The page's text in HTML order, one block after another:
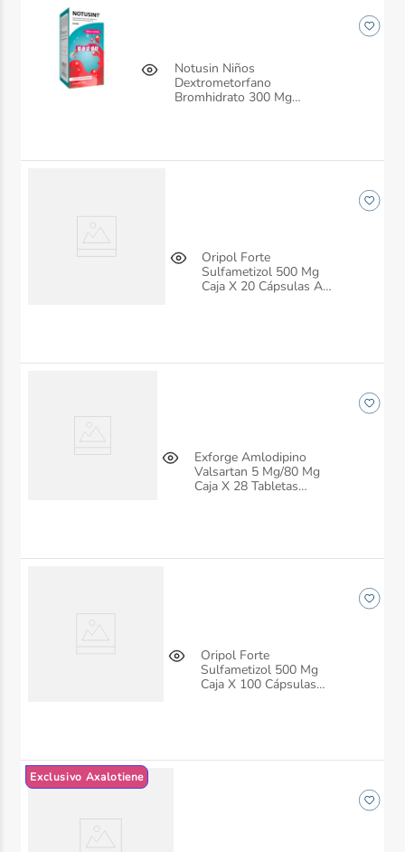
Notusin Niños
Dextrometorfano
Bromhidrato 300 Mg
Oripol Forte
Sulfametizol 500 Mg
Caja X 20 Cápsulas Ah
Exforge Amlodipino
Valsartan 5 Mg/80 Mg
Caja X 28 Tabletas
Oripol Forte
Sulfametizol 500 Mg
Caja X 100 Cápsulas
Exclusivo Axalotiene